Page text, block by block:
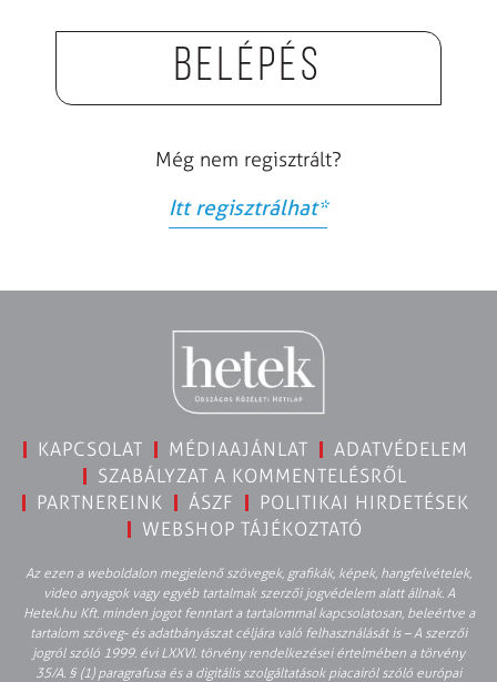
Belépés
Még nem regisztrált?
Itt regisztrálhat*
KAPCSOLAT MÉDIAAJÁNLAT
ADATVÉDELEM
SZABÁLYZAT A KOMMENTELÉSRŐL
PARTNEREINK
ÁSZF
POLITIKAI HIRDETÉSEK
WEBSHOP TÁJÉKOZTATÓ
Az ezen a weboldalon megjelenő szövegek, grafikák, képek, hangfelvételek,
video anyagok vagy egyéb tartalmak szerzői jogvédelem alatt állnak. A
Hetek.hu Kft. minden jogot fenntart a tartalommal kapcsolatosan, beleértve a
tartalom szöveg- és adatbányászat céljára való felhasználását is – A szerzői
jogról szóló 1999. évi LXXVI. törvény rendelkezései értelmében a törvény
35/A. § (1) paragrafusa és a digitális szolgáltatások piacairól szóló európai